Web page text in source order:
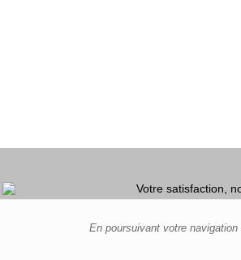
En poursuivant votre
Votre satisfaction,